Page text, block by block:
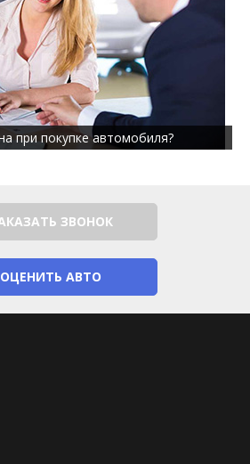
при покупке автомобиля?
ЗВОНОК
ОЦЕНИТЬ АВТО